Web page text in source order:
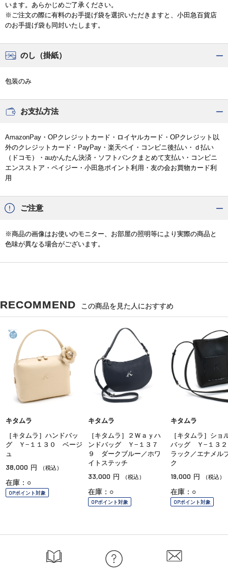
います。あらかじめご了承ください。
※ご注文の際に有料のお手提げ袋を選択いただきますと、小田急百貨店
のお手提げ袋も同封いたします。
のし（掛紙）
包装のみ
お支払方法
AmazonPay・OPクレジットカード・ロイヤルカード・OPクレジット以
外のクレジットカード・PayPay・楽天ペイ・コンビニ後払い・ｄ払い
（ドコモ）・auかんたん決済・ソフトバンクまとめて支払い・コンビニ
エンスストア・ペイジー・小田急ポイント利用・友の会お買物カード利
用
ご注意
※商品の画像はお使いのモニター、お部屋の照明等により実際の商品と
色味が異なる場合がございます。
RECOMMEND この商品を見た人におすすめ
キタムラ
［キタムラ］ハンドバッ
グ Ｙ−１１３０ ベージ
ュ
38,000 円 （税込）
在庫：○
OPポイント対象
キタムラ
［キタムラ］２Ｗａｙハ
ンドバッグ Ｙ−１３７
９ ダークブルー／ホワ
イトステッチ
33,000 円 （税込）
在庫：○
OPポイント対象
キタムラ
［キタムラ］ショ
バッグ Ｙ−１３
ラック／エナメル
ク
19,000 円 （税込）
在庫：○
OPポイント対象